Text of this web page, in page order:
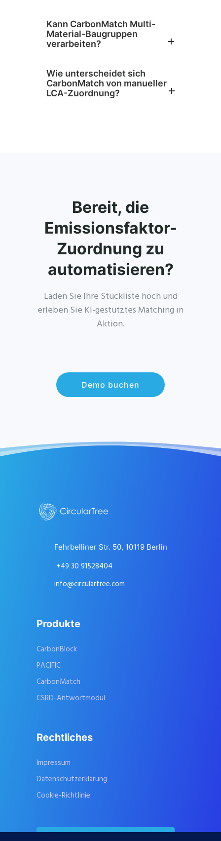
Kann CarbonMatch Multi-
Material-Baugruppen
verarbeiten?
Wie unterscheidet sich
CarbonMatch von manueller
LCA-Zuordnung?
Bereit, die
Emissionsfaktor-
Zuordnung zu
automatisieren?
Laden Sie Ihre Stückliste hoch und
erleben Sie KI-gestütztes Matching in
Aktion.
Demo buchen
Fehrbelliner Str. 50, 10119 Berlin
+49 30 91528404
info@circulartree.com
Produkte
CarbonBlock
PACIFIC
CarbonMatch
CSRD-Antwortmodul
Rechtliches
Impressum
Datenschutzerklärung
Cookie-Richtlinie